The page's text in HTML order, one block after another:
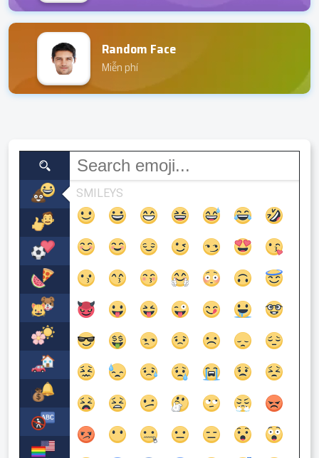
Random Face
Miễn phí